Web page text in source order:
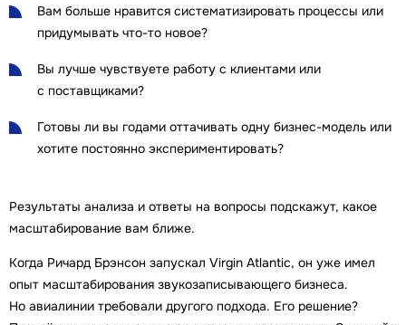
Вам больше нравится систематизировать процессы или
придумывать что-то новое?
Вы лучше чувствуете работу с клиентами или
с поставщиками?
Готовы ли вы годами оттачивать одну бизнес-модель или
хотите постоянно экспериментировать?
Результаты анализа и ответы на вопросы подскажут, какое
масштабирование вам ближе.
Когда Ричард Брэнсон запускал Virgin Atlantic, он уже имел
опыт масштабирования звукозаписывающего бизнеса.
Но авиалинии требовали другого подхода. Его решение?